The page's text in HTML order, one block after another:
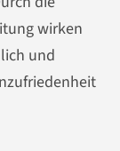
wirken
und